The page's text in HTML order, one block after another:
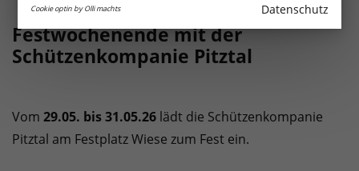
Festwochenende mit der
Schützenkompanie Pitztal
Vom 29.05. bis 31.05.26 lädt die Schützenkompanie
Pitztal am Festplatz Wiese zum Fest ein.
Cookie optin by Olli machts Datenschutz